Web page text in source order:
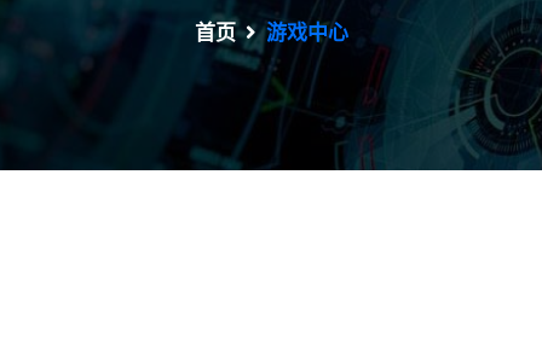
首页 游戏中心